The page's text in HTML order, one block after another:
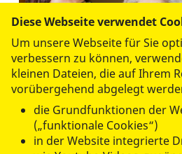
Unterstützung für
Angehörige
Vertretung, Unterstützung
Diese Webseite verwendet
Um unsere Webseite für Sie
verbessern zu können,
kleinen Dateien, die auf Ihrem
vorübergehend abgelegt
die Grundfunktionen der
(„funktionale Cookies“)
in der Website integrierte